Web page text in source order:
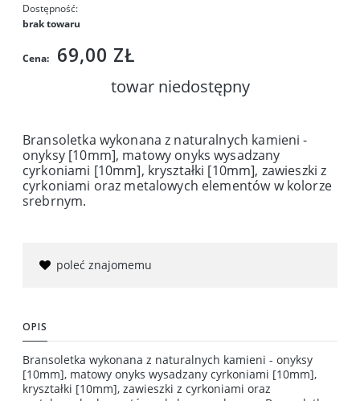
Dostępność:
brak towaru
Cena: 69,00 ZŁ
towar niedostępny
Bransoletka wykonana z naturalnych kamieni -
onyksy [10mm], matowy onyks wysadzany
cyrkoniami [10mm], kryształki [10mm], zawieszki z
cyrkoniami oraz metalowych elementów w kolorze
srebrnym.
poleć znajomemu
OPIS
Bransoletka wykonana z naturalnych kamieni - onyksy
[10mm], matowy onyks wysadzany cyrkoniami [10mm],
kryształki [10mm], zawieszki z cyrkoniami oraz